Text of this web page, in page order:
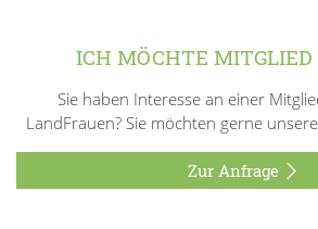
ICH MÖCHTE MITGLIED
Sie haben Interesse an einer
LandFrauen? Sie möchten gerne
Zur Anfrage